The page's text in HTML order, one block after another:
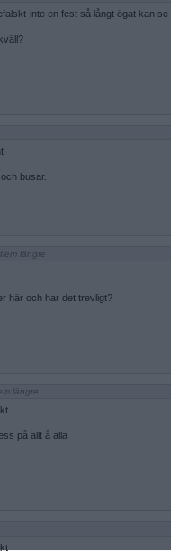
inte en fest så långt ögat kan se
busar.
längre
här och har det trevligt?
längre
på allt å alla